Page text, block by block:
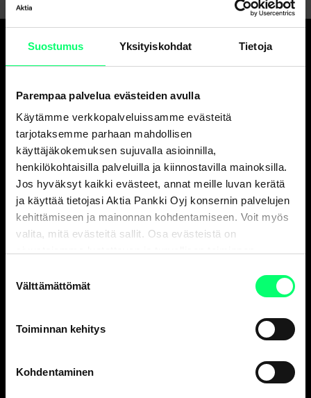
Suostumus Yksityiskohdat Tietoja
Parempaa palvelua evästeiden avulla
Käytämme verkkopalveluissamme evästeitä
tarjotaksemme parhaan mahdollisen
käyttäjäkokemuksen sujuvalla asioinnilla,
henkilökohtaisilla palveluilla ja kiinnostavilla mainoksilla.
Jos hyväksyt kaikki evästeet, annat meille luvan kerätä
ja käyttää tietojasi Aktia Pankki Oyj konsernin palvelujen
kehittämiseen ja mainonnan kohdentamiseen. Voit myös
valita, mitä evästeitä sallit. Osa evästeistä on
valinta
Välttämättömät
Toiminnan kehitys
Kohdentaminen
Hyvä pankki.
Ja erinomainen
varainhoitaja.
Asiakaspalvelu
Henkilöasiakkaat
ark. 8-18
010 247 010
010 247 8300
Aktia Finnair Visa asiakaspalvelu